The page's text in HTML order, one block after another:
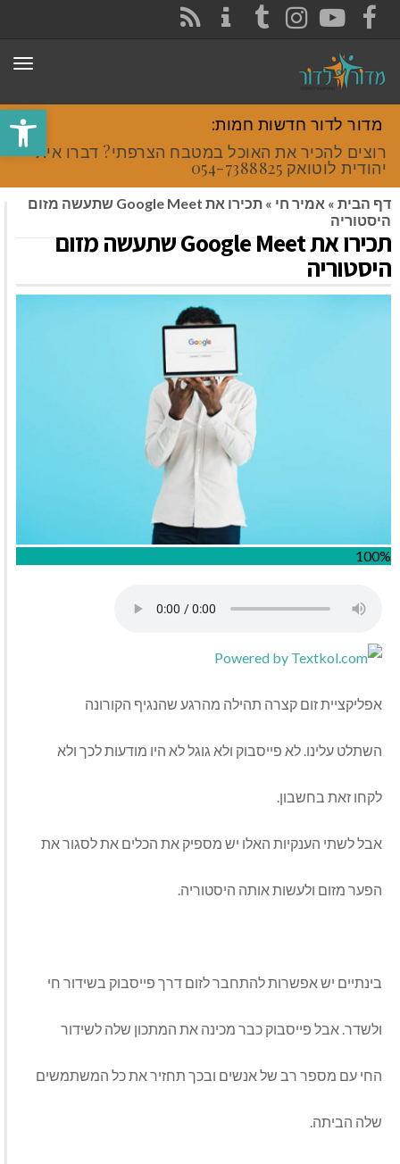
פתח
FACEBOOK
YOUTUBE
INSTAGRAM
TUMBLR
מדור לדור חדשות חמות:
רוצים להכיר את האוכל במטבח הצרפתי? דברו איתי
יהודית לוטואק 054-7388825.
דף הבית » אמיר חי »
תכירו את Google Meet שתעשה מזום
היסטוריה
תכירו את Google Meet שתעשה מזום
היסטוריה
100%
אפליקציית זום קצרה תהילה מהרגע שהנגיף הקורונה
השתלט עלינו. לא פייסבוק ולא גוגל לא היו מודעות לכך ולא
לקחו זאת בחשבון.
אבל לשתי הענקיות האלו יש מספיק את הכלים את לסגור את
הפער מזום ולעשות אותה היסטוריה.
בינתיים יש אפשרות להתחבר לזום דרך פייסבוק בשידור חי
ולשדר. אבל פייסבוק כבר מכינה את המתכון שלה לשידור
החי עם מספר רב של אנשים ובכך תחזיר את כל המשתמשים
שלה הביתה.